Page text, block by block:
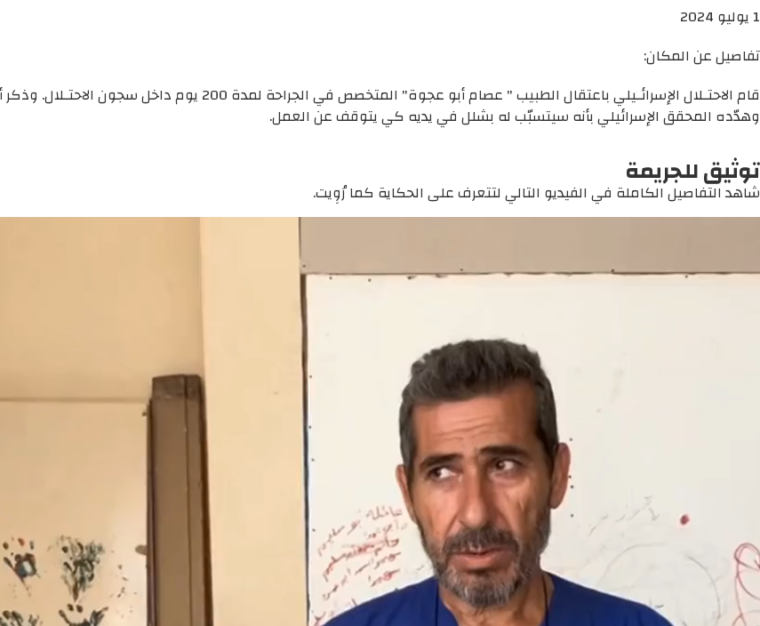
1 يوليو 2024
تفاصيل عن المكان:
وهدّده المحقق الإسرائيلي بأنه سيتسبّب له بشلل في يديه كي يتوقف عن العمل.
توثيق للجريمة
شاهد التفاصيل الكاملة في الفيديو التالي لتتعرف على الحكاية كما رُوِيت.